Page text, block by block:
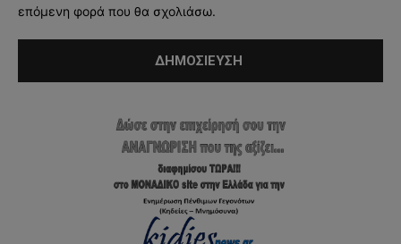
επόμενη φορά που θα σχολιάσω.